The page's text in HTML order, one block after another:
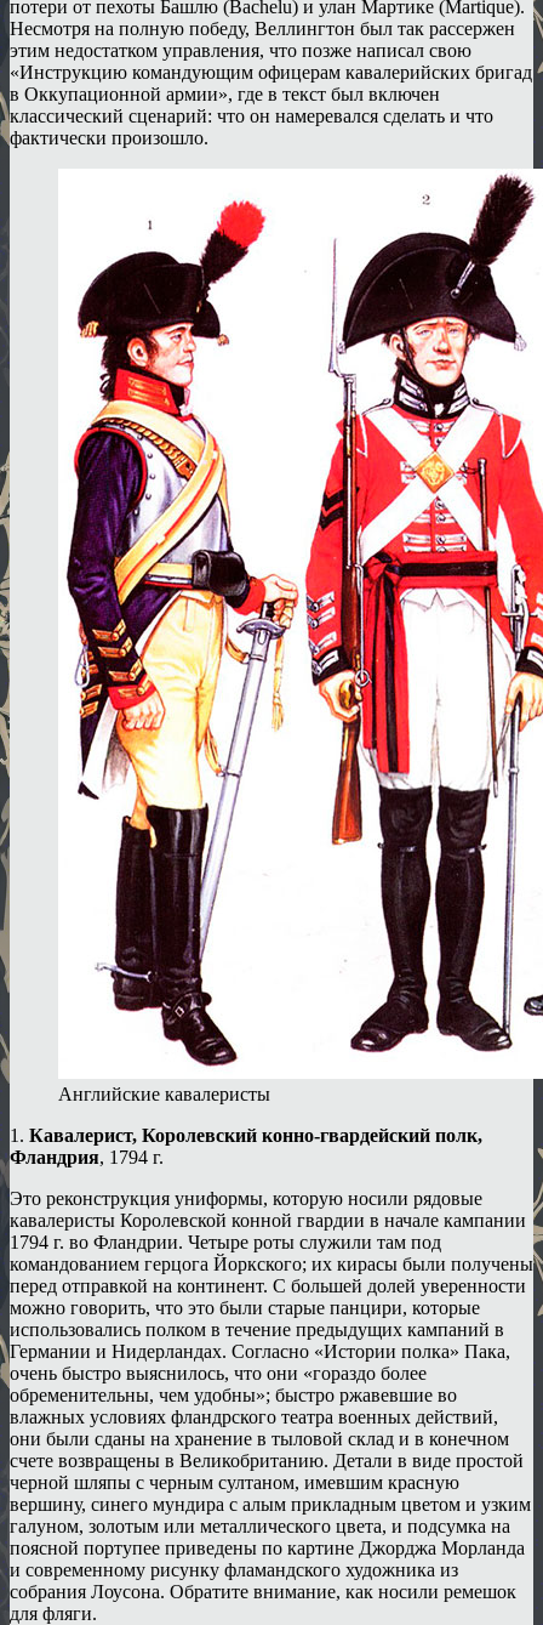
потери от пехоты Башлю (Bachelu) и улан Мартике (Martique).
Несмотря на полную победу, Веллингтон был так рассержен
этим недостатком управления, что позже написал свою
«Инструкцию командующим офицерам кавалерийских бригад
в Оккупационной армии», где в текст был включен
классический сценарий: что он намеревался сделать и что
фактически произошло.
Английские кавалеристы
1. Кавалерист, Королевский конно-гвардейский полк,
Фландрия, 1794 г.
Это реконструкция униформы, которую носили рядовые
кавалеристы Королевской конной гвардии в начале кампании
1794 г. во Фландрии. Четыре роты служили там под
командованием герцога Йоркского; их кирасы были получены
перед отправкой на континент. С большей долей уверенности
можно говорить, что это были старые панцири, которые
использовались полком в течение предыдущих кампаний в
Германии и Нидерландах. Согласно «Истории полка» Пака,
очень быстро выяснилось, что они «гораздо более
обременительны, чем удобны»; быстро ржавевшие во
влажных условиях фландрского театра военных действий,
они были сданы на хранение в тыловой склад и в конечном
счете возвращены в Великобританию. Детали в виде простой
черной шляпы с черным султаном, имевшим красную
вершину, синего мундира с алым прикладным цветом и узким
галуном, золотым или металлического цвета, и подсумка на
поясной портупее приведены по картине Джорджа Морланда
и современному рисунку фламандского художника из
собрания Лоусона. Обратите внимание, как носили ремешок
для фляги.